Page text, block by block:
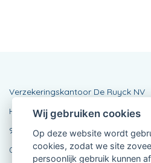
Verzekeringskantoor De Ruyck NV
Hoorndriesstraat 6
9820 Merelbeke
09 230 06 16
Wij gebruiken cookies
Op deze website wordt
cookies, zodat we site
persoonlijk gebruik kunnen